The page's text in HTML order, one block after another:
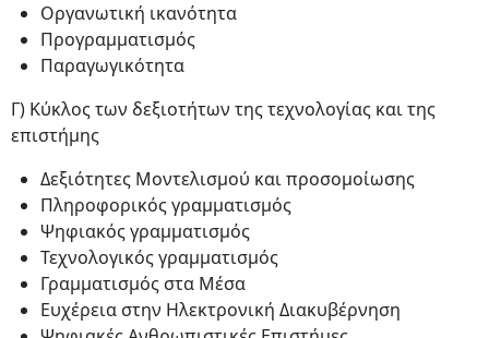
Οργανωτική ικανότητα
Προγραμματισμός
Παραγωγικότητα
Γ) Κύκλος των δεξιοτήτων της τεχνολογίας και της
επιστήμης
Δεξιότητες Μοντελισμού και προσομοίωσης
Πληροφορικός γραμματισμός
Ψηφιακός γραμματισμός
Τεχνολογικός γραμματισμός
Γραμματισμός στα Μέσα
Ευχέρεια στην Ηλεκτρονική Διακυβέρνηση